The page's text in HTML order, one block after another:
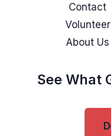
Contact
Volunteer
About Us
See What